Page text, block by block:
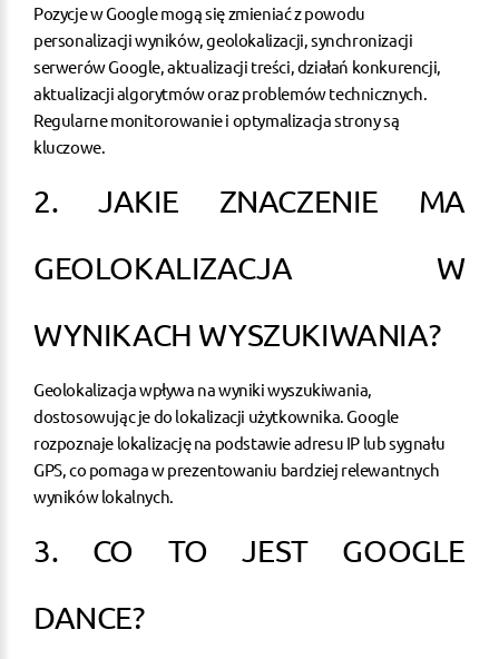
Pozycje w Google mogą się zmieniać z powodu
personalizacji wyników, geolokalizacji, synchronizacji
serwerów Google, aktualizacji treści, działań konkurencji,
aktualizacji algorytmów oraz problemów technicznych.
Regularne monitorowanie i optymalizacja strony są
kluczowe.
2. JAKIE ZNACZENIE MA
GEOLOKALIZACJA W
WYNIKACH WYSZUKIWANIA?
Geolokalizacja wpływa na wyniki wyszukiwania,
dostosowując je do lokalizacji użytkownika. Google
rozpoznaje lokalizację na podstawie adresu IP lub sygnału
GPS, co pomaga w prezentowaniu bardziej relewantnych
wyników lokalnych.
3. CO TO JEST GOOGLE
DANCE?